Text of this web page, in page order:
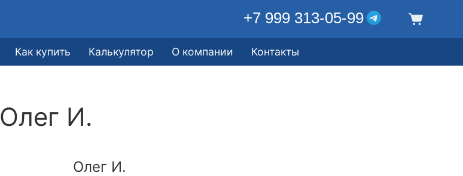
+7 999 313-05-99
Как купить Калькулятор О компании Контакты
Олег И.
Олег И.